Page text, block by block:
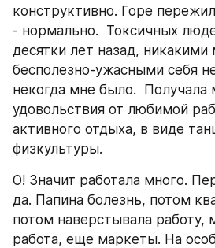
конструктивно. Горе
- нормально.  Токсичных
десятки лет назад,
бесполезно-ужасными себя
некогда мне было.  Получала
удовольствия от любимой
активного отдыха, в виде
физкультуры.
О! Значит работала много.
да. Папина болезнь, потом
потом наверстывала
работа, еще маркеты. На